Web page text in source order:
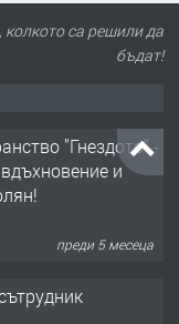
колкото са решили да
бъдат!
"Гнездото" -
и
преди 5 месеца